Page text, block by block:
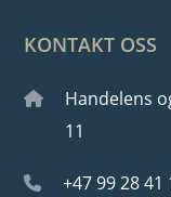
KONTAKT OSS
Handelens
11
+47 99 28 41